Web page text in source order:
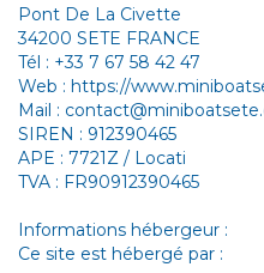
Pont De La Civette
34200 SETE FRANCE
Tél : +33 7 67 58 42 47
Web : https://
Mail :
SIREN : 912390465
APE : 7721Z / Locati
TVA : FR90912390465
Informations hébergeur :
Ce site est hébergé par :